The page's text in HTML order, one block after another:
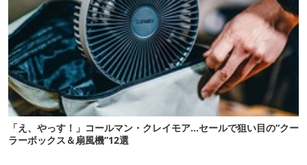
「え、やっす！」コールマン・クレイモア…セールで狙い目の“クー
ラーボックス＆扇風機”12選